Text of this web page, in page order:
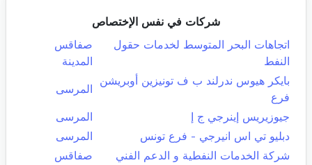
شركات في نفس الإختصاص
اتجاهات البحر المتوسط لخدمات حقول
النفط
صفاقس
المدينة
بايكر هيوس ندرلند ب ف تونيزين أوبريشن
فرع
المرسى
جيوزيريس إينرجي ج إ
المرسى
دبليو تي اس انيرجي - فرع تونس
المرسى
شركة الخدمات النفطية و الدعم الفني
صفاقس